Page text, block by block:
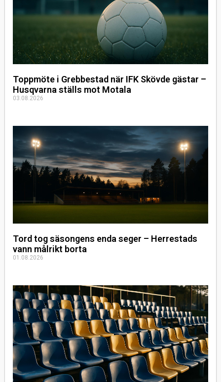
Toppmöte i Grebbestad när IFK Skövde gästar –
Husqvarna ställs mot Motala
03.08.2026
Tord tog säsongens enda seger – Herrestads
vann målrikt borta
01.08.2026